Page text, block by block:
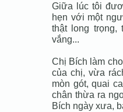
Giữa lúc tôi
hẹn với một
thật long
vắng...
Chị Bích làm
của chị, vừa
mòn gót, quai
chân thừa ra
Bích ngày xưa,